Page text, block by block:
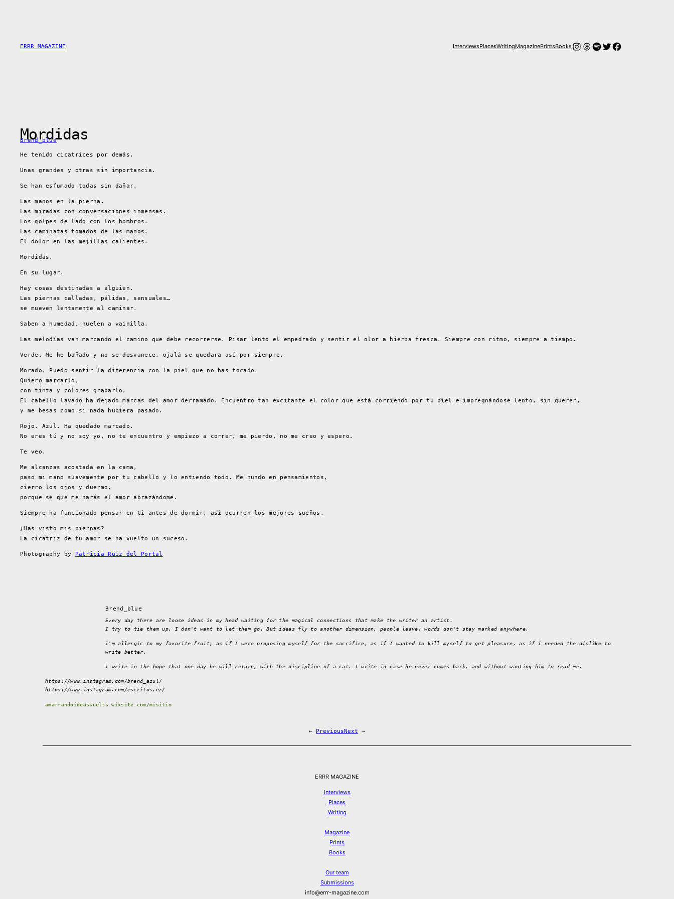
ERRR MAGAZINE InterviewsPlacesWritingMagazinePrintsBooksInstagram
Threads
Spotify
Twitter
Facebook
Mordidas
Brend_blue
He tenido cicatrices por demás.
Unas grandes y otras sin importancia.
Se han esfumado todas sin dañar.
Las manos en la pierna.
Las miradas con conversaciones inmensas.
Los golpes de lado con los hombros.
Las caminatas tomados de las manos.
El dolor en las mejillas calientes.
Mordidas.
En su lugar.
Hay cosas destinadas a alguien.
Las piernas calladas, pálidas, sensuales…
se mueven lentamente al caminar.
Saben a humedad, huelen a vainilla.
Las melodías van marcando el camino que debe recorrerse. Pisar lento el empedrado y sentir el olor a hierba fresca. Siempre con ritmo, siempre a tiempo.
Verde. Me he bañado y no se desvanece, ojalá se quedara así por siempre.
Morado. Puedo sentir la diferencia con la piel que no has tocado.
Quiero marcarlo,
con tinta y colores grabarlo.
El cabello lavado ha dejado marcas del amor derramado. Encuentro tan excitante el color que está corriendo por tu piel e impregnándose lento, sin querer,
y me besas como si nada hubiera pasado.
Rojo. Azul. Ha quedado marcado.
No eres tú y no soy yo, no te encuentro y empiezo a correr, me pierdo, no me creo y espero.
Te veo.
Me alcanzas acostada en la cama,
paso mi mano suavemente por tu cabello y lo entiendo todo. Me hundo en pensamientos,
cierro los ojos y duermo,
porque sé que me harás el amor abrazándome.
Siempre ha funcionado pensar en ti antes de dormir, así ocurren los mejores sueños.
¿Has visto mis piernas?
La cicatriz de tu amor se ha vuelto un suceso.
Photography by Patricia Ruiz del Portal
Brend_blue
Every day there are loose ideas in my head waiting for the magical connections that make the writer an artist.
I try to tie them up, I don't want to let them go. But ideas fly to another dimension, people leave, words don't stay marked anywhere.
I'm allergic to my favorite fruit, as if I were proposing myself for the sacrifice, as if I wanted to kill myself to get pleasure, as if I needed the dislike to
write better.
I write in the hope that one day he will return, with the discipline of a cat. I write in case he never comes back, and without wanting him to read me.
https://www.instagram.com/brend_azul/
https://www.instagram.com/escritos.er/
amarrandoideassuelts.wixsite.com/misitio
← PreviousNext →
ERRR MAGAZINE
Interviews
Places
Writing
Magazine
Prints
Books
Our team
Submissions
info@errr-magazine.com